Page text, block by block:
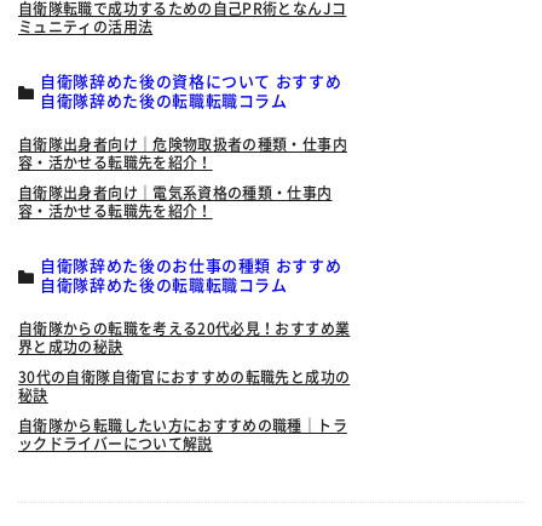
自衛隊転職で成功するための自己PR術となんJコ
ミュニティの活用法
自衛隊辞めた後の資格について おすすめ
自衛隊辞めた後の転職転職コラム
自衛隊出身者向け｜危険物取扱者の種類・仕事内
容・活かせる転職先を紹介！
自衛隊出身者向け｜電気系資格の種類・仕事内
容・活かせる転職先を紹介！
自衛隊辞めた後のお仕事の種類 おすすめ
自衛隊辞めた後の転職転職コラム
自衛隊からの転職を考える20代必見！おすすめ業
界と成功の秘訣
30代の自衛隊自衛官におすすめの転職先と成功の
秘訣
自衛隊から転職したい方におすすめの職種｜トラ
ックドライバーについて解説